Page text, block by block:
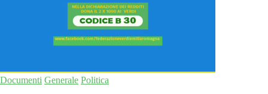
Documenti Generale Politica